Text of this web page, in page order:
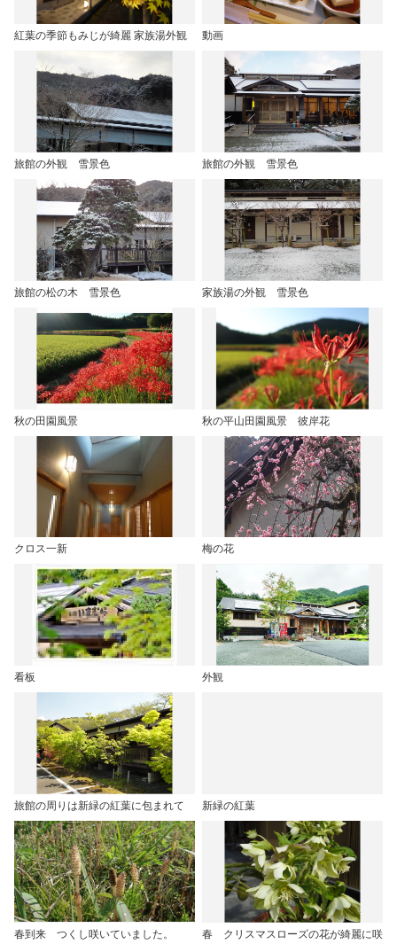
紅葉の季節もみじが綺麗 家族湯外観 動画
旅館の外観 雪景色 旅館の外観 雪景色
旅館の松の木 雪景色 家族湯の外観 雪景色
秋の田園風景 秋の平山田園風景 彼岸花
クロス一新 梅の花
看板 外観
旅館の周りは新緑の紅葉に包まれて 新緑の紅葉
春到来 つくし咲いていました。
春 クリスマスローズの花が綺麗に咲